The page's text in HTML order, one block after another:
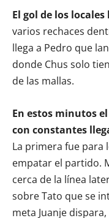
El gol de los
varios rechaces
llega a Pedro que
donde Chus solo
de las mallas.
En estos minutos
con constantes
La primera fue para
empatar el partido.
cerca de la línea
sobre Tato que se
meta Juanje